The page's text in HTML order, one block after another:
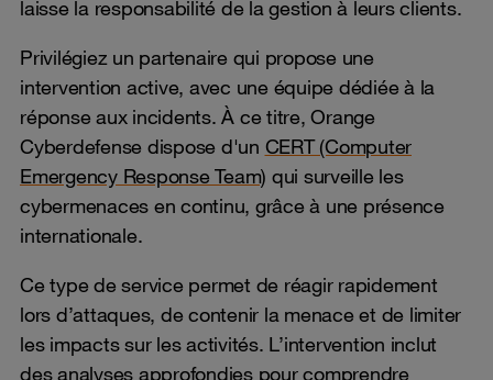
laisse la responsabilité de la gestion à leurs clients.
Privilégiez un partenaire qui propose une
intervention active, avec une équipe dédiée à la
réponse aux incidents. À ce titre, Orange
Cyberdefense dispose d'un CERT (Computer
Emergency Response Team) qui surveille les
cybermenaces en continu, grâce à une présence
internationale.
Ce type de service permet de réagir rapidement
lors d’attaques, de contenir la menace et de limiter
les impacts sur les activités. L’intervention inclut
des analyses approfondies pour comprendre